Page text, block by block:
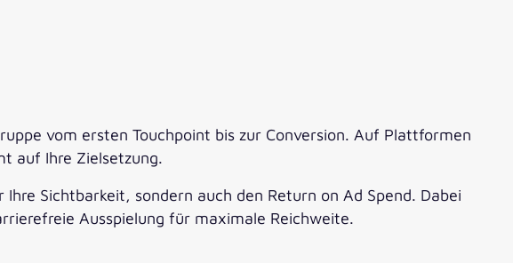
vom ersten Touchpoint bis zur Conversion. Auf Plattformen
auf Ihre Zielsetzung.
Sichtbarkeit, sondern auch den Return on Ad Spend. Dabei
Ausspielung für maximale Reichweite.